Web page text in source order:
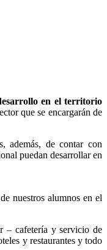
en el territorio
que se encargarán de
además, de contar con
puedan desarrollar en
nuestros alumnos en el
– cafetería y servicio de
y restaurantes y todo